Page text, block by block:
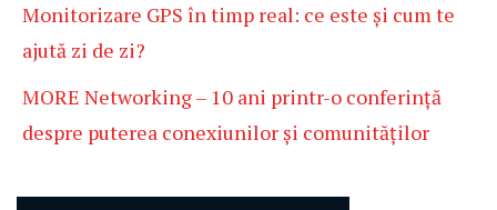
Monitorizare GPS în timp real: ce este și cum te
ajută zi de zi?
MORE Networking – 10 ani printr-o conferință
despre puterea conexiunilor și comunităților